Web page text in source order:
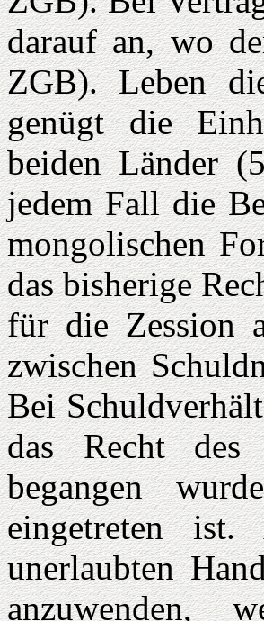
darauf an, wo
ZGB). Leben
genügt die
beiden Länder
jedem Fall die
mongolischen
das bisherige
für die Zession
zwischen
Bei
das Recht des
begangen
eingetreten ist.
unerlaubten
anzuwenden,